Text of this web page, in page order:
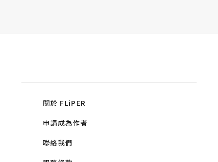
關於 FLiPER
申請成為作者
聯絡我們